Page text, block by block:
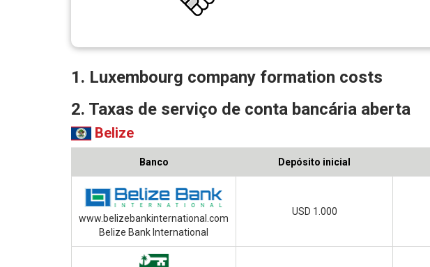
1. Luxembourg company formation costs
2. Taxas de serviço de conta bancária aberta
Belize
Banco Depósito inicial
www.belizebankinternational.com
Belize Bank International
USD 1.000